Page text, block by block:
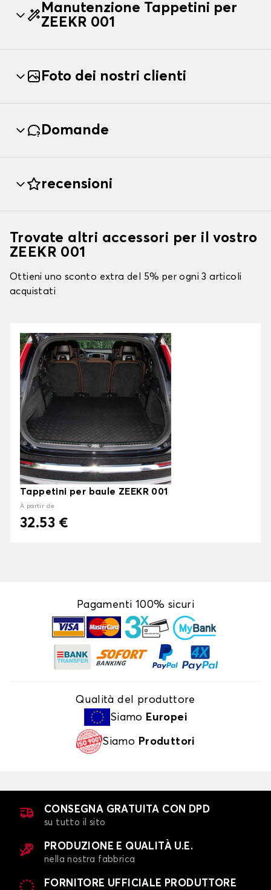
Manutenzione Tappetini per
ZEEKR 001
Foto dei nostri clienti
Domande
recensioni
Trovate altri accessori per il vostro
ZEEKR 001
Ottieni uno sconto extra del 5% per ogni 3 articoli
acquistati
Tappetini per baule ZEEKR 001
À partir de
32.53 €
Pagamenti 100% sicuri
Qualità del produttore
Siamo Europei
Siamo Produttori
CONSEGNA GRATUITA CON DPD
su tutto il sito
PRODUZIONE E QUALITÀ U.E.
nella nostra fabbrica
FORNITORE UFFICIALE PRODUTTORE